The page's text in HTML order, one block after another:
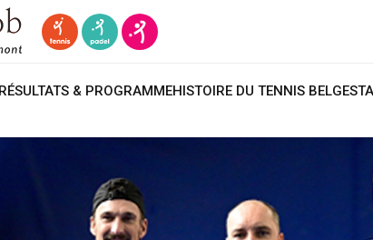
RÉSULTATS & PROGRAMMEHISTOIRE DU TENNIS BELGE